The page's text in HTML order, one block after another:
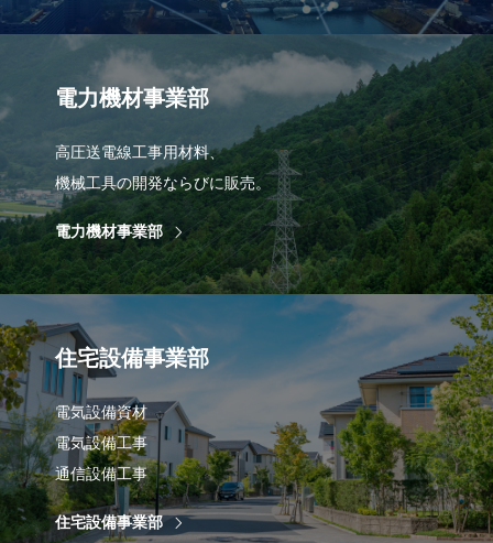
電力機材事業部
高圧送電線工事用材料、
機械工具の開発ならびに販売。
電力機材事業部
住宅設備事業部
電気設備資材
電気設備工事
通信設備工事
住宅設備事業部